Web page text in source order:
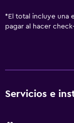
* El total incluye una
pagar al hacer
Servicios e